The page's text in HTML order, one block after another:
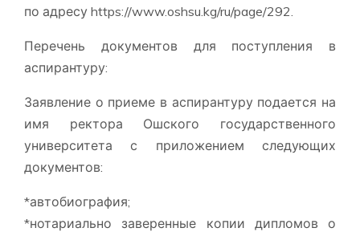
по адресу https://www.oshsu.kg/ru/page/292.
Перечень документов для поступления в
аспирантуру:
Заявление о приеме в аспирантуру подается на
имя ректора Ошского государственного
университета с приложением следующих
документов:
*автобиография;
*нотариально заверенные копии дипломов о